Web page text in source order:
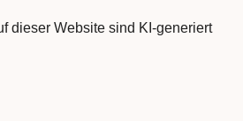
dieser Website sind KI-generiert